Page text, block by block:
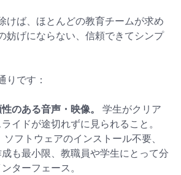
けば、ほとんどの教育チームが求め
妨げにならない、信頼できてシンプ
りです：
のある音声・映像。
学生がクリア
イドが途切れずに見られること。
ソフトウェアのインストール不要、
も最小限、教職員や学生にとって分
ターフェース。